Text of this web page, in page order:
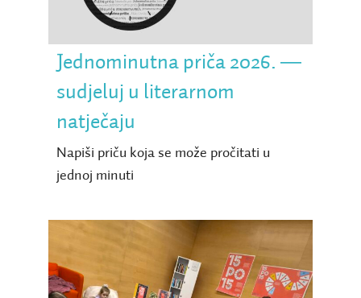
natječaju
Jednominutna priča 2026. ―
sudjeluj u literarnom
natječaju
Napiši priču koja se može pročitati u
jednoj minuti